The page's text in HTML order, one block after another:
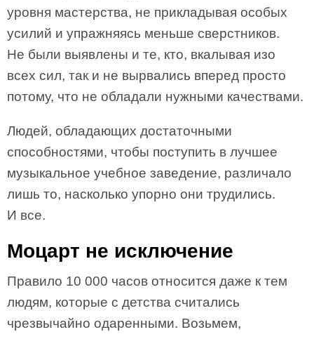
уровня мастерства, не прикладывая особых
усилий и упражняясь меньше сверстников.
Не были выявлены и те, кто, вкалывая изо
всех сил, так и не вырвались вперед просто
потому, что не обладали нужными качествами.
Людей, обладающих достаточными
способностями, чтобы поступить в лучшее
музыкальное учебное заведение, различало
лишь то, насколько упорно они трудились.
И все.
Моцарт не исключение
Правило 10 000 часов относится даже к тем
людям, которые с детства считались
чрезвычайно одаренными. Возьмем,